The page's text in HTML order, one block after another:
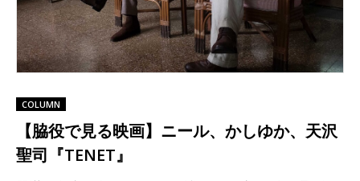
COLUMN
【脇役で見る映画】ニール、かしゆか、天沢
聖司『TENET』